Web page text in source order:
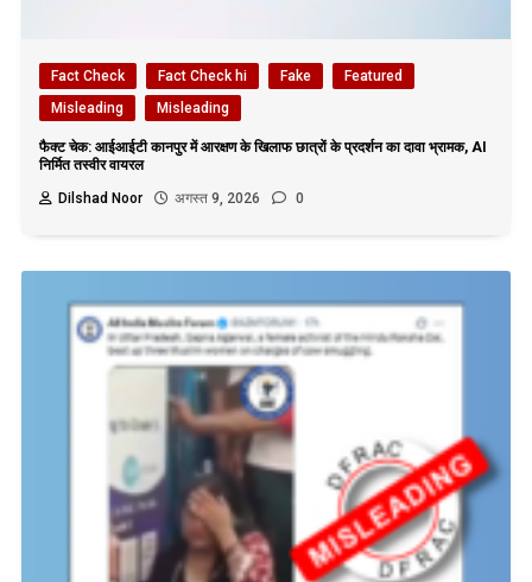
Fact Check Fact Check hi Fake
Featured
Misleading
Misleading
फैक्ट चेक: आईआईटी कानपुर में आरक्षण के खिलाफ छात्रों के प्रदर्शन का दावा भ्रामक, AI
निर्मित तस्वीर वायरल
Dilshad Noor
अगस्त 9, 2026 0